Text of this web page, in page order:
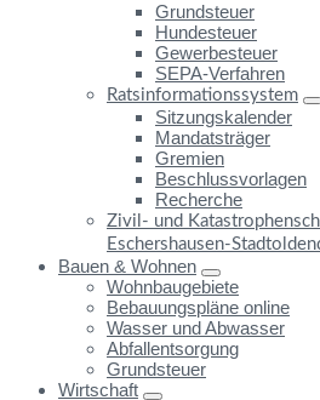
Grundsteuer
Hundesteuer
Gewerbesteuer
SEPA-Verfahren
Ratsinformationssystem
Sitzungskalender
Mandatsträger
Gremien
Beschlussvorlagen
Recherche
Zivil- und
Eschershausen-
Bauen & Wohnen
Wohnbaugebiete
Bebauungspläne online
Wasser und Abwasser
Abfallentsorgung
Grundsteuer
Wirtschaft